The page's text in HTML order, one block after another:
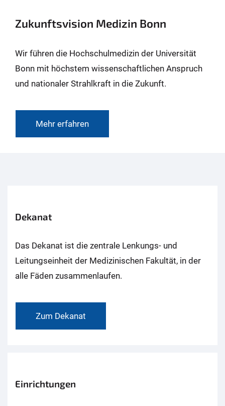
Zukunftsvision Medizin Bonn
Wir führen die Hochschulmedizin der Universität
Bonn mit höchstem wissenschaftlichen Anspruch
und nationaler Strahlkraft in die Zukunft.
Mehr erfahren
Dekanat
Das Dekanat ist die zentrale Lenkungs- und
Leitungseinheit der Medizinischen Fakultät, in der
alle Fäden zusammenlaufen.
Zum Dekanat
Einrichtungen